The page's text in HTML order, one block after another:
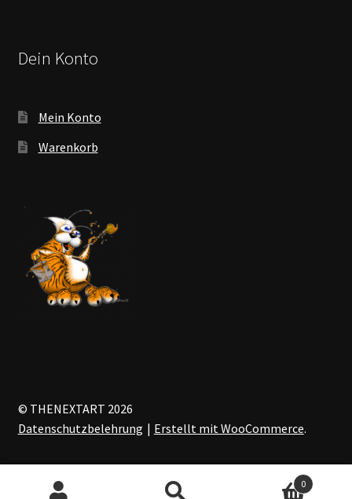
Dein Konto
Mein Konto
Warenkorb
© THENEXTART 2026
Datenschutzbelehrung
Erstellt mit WooCommerce.
0